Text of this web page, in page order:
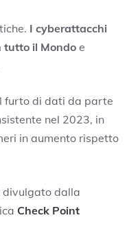
I cyberattacchi
tutto il Mondo e
furto di dati da parte
nel 2023, in
in aumento rispetto
divulgato dalla
Check Point